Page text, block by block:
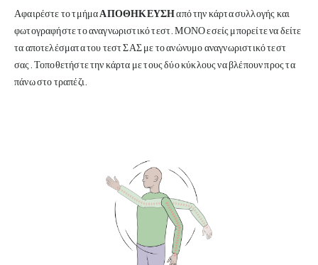
Αφαιρέστε το τμήμαΑΠΟΘΗΚΕΥΣΗαπό την κάρτα συλλογής και
φωτογραφήστε το αναγνωριστικό τεστ. ΜΟΝΟ εσείς μπορείτε να δείτε
τα αποτελέσματα του τεστ ΣΑΣ με το ανώνυμο αναγνωριστικό τεστ
σας. Τοποθετήστε την κάρτα με τους δύο κύκλους να βλέπουν προς τα
πάνω στο τραπέζι.